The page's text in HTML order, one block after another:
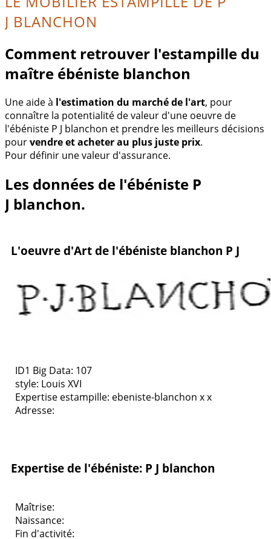
J BLANCHON
Comment retrouver l'estampille du
maître ébéniste blanchon
Une aide à l'estimation du marché de l'art, pour
connaître la potentialité de valeur d'une oeuvre de
l'ébéniste P J blanchon et prendre les meilleurs décisions
pourvendre et acheter au plus juste prix.
Pour définir une valeur d'assurance.
Les données de l'ébéniste P
J blanchon.
L'oeuvre d'Art de l'ébéniste blanchon P J
ID1 Big Data: 107
style: Louis XVI
Expertise estampille: ebeniste-blanchon x x
Adresse:
Expertise de l'ébéniste: P J blanchon
Maîtrise:
Naissance:
Fin d'activité: